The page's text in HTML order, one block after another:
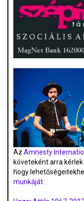
Az Amnesty
követeként arra
hogy
munkáját